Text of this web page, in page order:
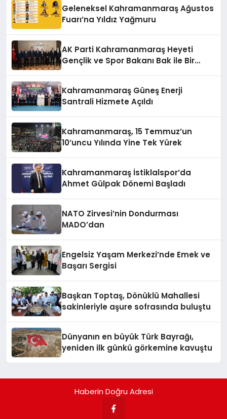
Geleneksel Kahramanmaraş Ağustos
Fuarı’na Yıldız Yağmuru
AK Parti Kahramanmaraş Heyeti
Gençlik ve Spor Bakanı Bak ile Bir
Kahramanmaraş Güneş Enerji
Santrali Hizmete Açıldı
Kahramanmaraş, 15 Temmuz’un
10’uncu Yılında Yine Tek Yürek
Kahramanmaraş İstiklalspor’da
Ahmet Gülpak Dönemi Başladı
NATO Zirvesi’nin Dondurması
MADO’dan
Engelsiz Yaşam Merkezi’nde Emek ve
Başarı Sergisi
Başkan Toptaş, Dönüklü Mahallesi
sakinleriyle aşure sofrasında buluştu
Dünyanın en büyük Türk Bayrağı,
yeniden ilk günkü görkemine kavuştu
Haberin Doğru Adresi